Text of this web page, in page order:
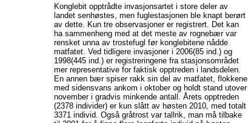
Konglebit opptrådte invasjonsartet i store deler av
landet senhøstes, men fuglestasjonen ble knapt berørt
av dette. Kun tre observasjoner er registrert. Det kan
ha sammenheng med at det meste av rognebær var
rensket unna av trostefugl før konglebitene nådde
matfatet. Ved tidligere invasjoner i 2006(85 ind.) og
1998(445 ind.) er registreringene fra stasjonsområdet
mer representative for faktisk opptreden i landsdelen.
En annen bær spiser rakk sin del av matfatet, flokkene
med sidensvans ankom i oktober og holdt stand utover
november i gradvis minkende antall. Årets opptreden
(2378 individer) er kun slått av høsten 2010, med totalt
3371 individ. Også gråtrost var tallrik, man må tilbake